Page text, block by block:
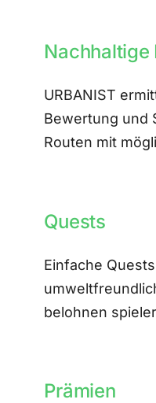
Nachhaltige
URBANIST
Bewertung und
Routen mit
Quests
Einfache
belohnen
Prämien